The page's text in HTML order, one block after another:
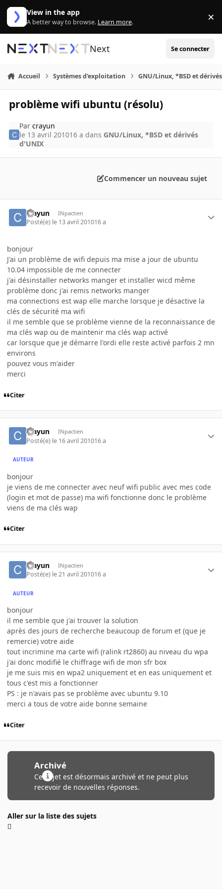
Aller au contenu
View in the app
A better way to browse. Learn more. ×
Next Se connecter
Accueil Systèmes d'exploitation GNU/Linux, *BSD et
problème wifi ubuntu (résolu)
Parcrayun
le 13 avril 201016 a dans GNU/Linux, *BSD et dérivés
d'UNIX
Commencer un nouveau sujet
crayun INpactien
Posté(e) le 13 avril 201016 a
bonjour
J'ai un problème de wifi depuis ma mise a jour de ubuntu
10.04 impossible de me connecter
j'ai désinstaller networks manger et installer wicd même
problème donc j'ai remis networks manger
ma connections est wap elle marche lorsque je désactive la
clés de sécurité ma wifi
il me semble que se problème vienne de la reconnaissance de
ma clés wap ou de maintenir ma clés wap activé
car lorsque que je démarre l'ordi elle reste activé parfois 2 mn
environs
pouvez vous m'aider
merci
Citer
crayun INpactien
Posté(e) le 16 avril 201016 a
AUTEUR
bonjour
je viens de me connecter avec neuf wifi public avec mes code
(login et mot de passe) ma wifi fonctionne donc le problème
viens de ma clés wap
Citer
crayun INpactien
Posté(e) le 21 avril 201016 a
AUTEUR
bonjour
il me semble que j'ai trouver la solution
après des jours de recherche beaucoup de forum et (que je
remercie) votre aide
tout incrimine ma carte wifi (ralink rt2860) au niveau du wpa
j'ai donc modifié le chiffrage wifi de mon sfr box
je me suis mis en wpa2 uniquement et en eas uniquement et
tous c'est mis a fonctionner
PS : je n'avais pas se problème avec ubuntu 9.10
merci a tous de votre aide bonne semaine
Citer
Archivé
Ce sujet est désormais archivé et ne peut plus
recevoir de nouvelles réponses.
Aller sur la liste des sujets